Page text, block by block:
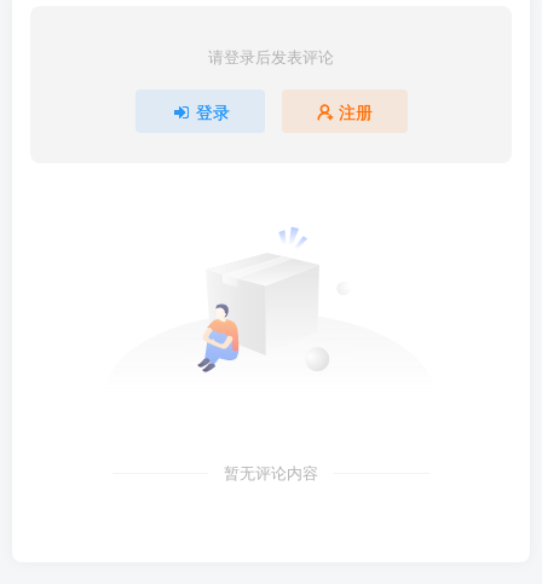
请登录后发表评论
登录 注册
暂无评论内容